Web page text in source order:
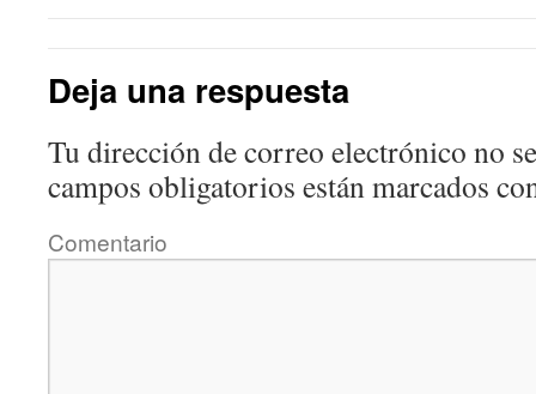
Deja una respuesta
Tu dirección de correo electrónico no
campos obligatorios están marcados
Comentario